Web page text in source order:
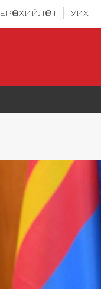
ЕРӨНХИЙЛӨГЧ УИХ